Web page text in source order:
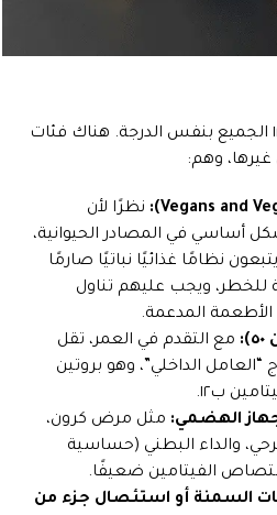
لا يصيب نقص فيتامين ب١٢ الجميع بنفس الدرجة. هناك فئات
وهم:
نظرًا لأن
يوجد بشكل أساسي في المصادر الحيوانية،
نظامًا غذائيًا نباتيًا صارمًا
للخطر، ويجب عليهم تناول
الأطعمة المدعمة.
مع التقدم في العمر، تقل
الداخلي”، وهو بروتين
ب١٢.
الهضمي: مثل مرض كرون،
والداء البطني (حساسية
الفيتامين ضعيفًا.
السمنة أو استئصال جزء من